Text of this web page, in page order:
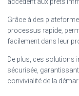
Grâce à des
processus rapide,
facilement dans leur
De plus, ces solutions
sécurisée,
convivialité de la